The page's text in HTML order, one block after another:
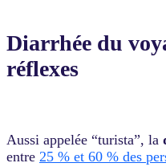
Diarrhée du
réflexes
Aussi appelée “turista”, la
entre 25 % et 60 % des